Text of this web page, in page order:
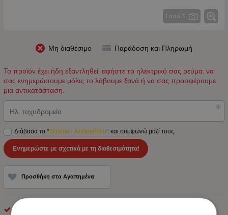
1 από 3
Μη διαθέσιμο Παράδοση και Πληρωμή
Το προϊόν έχει ήδη εξαντληθεί, αφήστε το ηλεκτρικό σας ρεύμα. να
σας ενημερώσουμε μόλις το λάβουμε ξανά ή να σας προσφέρουμε
μια αντικατάσταση.
Ηλ. ταχυδρομείο
Διάβασα το "Πολιτική Απορρήτου" και συμφωνώ μαζί τους.
Ενημερώστε με σχετικά με τη διαθεσιμότητα!
Προσθήκη στα Αγαπημένα